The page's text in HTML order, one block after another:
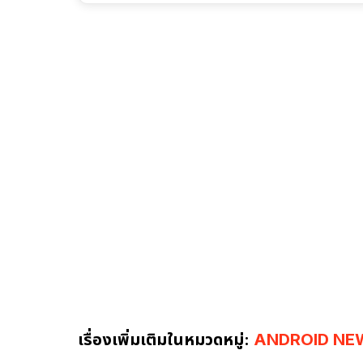
เรื่องเพิ่มเติมในหมวดหมู่: ANDROID